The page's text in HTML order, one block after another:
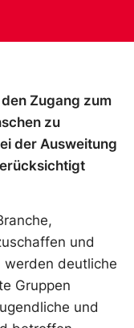
Zugang zum
zu
der Ausweitung
und
werden deutliche
Gruppen
und